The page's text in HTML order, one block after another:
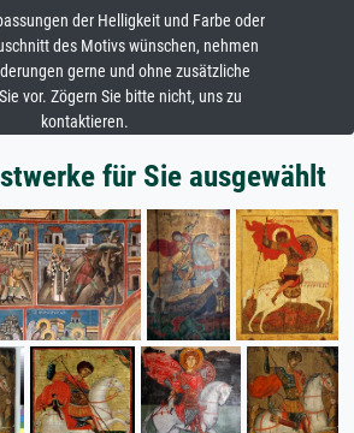
der Helligkeit und Farbe oder
des Motivs wünschen, nehmen
gerne und ohne zusätzliche
vor. Zögern Sie bitte nicht, uns zu
kontaktieren.
für Sie ausgewählt